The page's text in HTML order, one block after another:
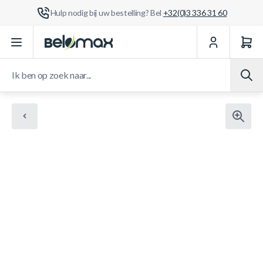
Hulp nodig bij uw bestelling? Bel +32(0)3 336 31 60
Ga naar de inhoud